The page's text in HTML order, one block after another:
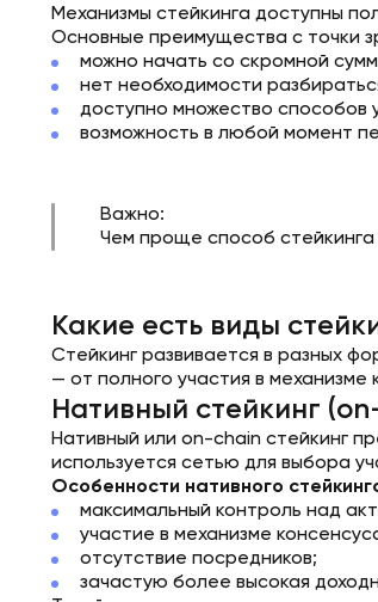
Механизмы стейкинга доступны
Основные преимущества с точки
можно начать со скромной
нет необходимости
доступно множество способов
возможность в любой момент
Важно:
Чем проще способ
Какие есть виды
Стейкинг развивается в разных
— от полного участия в
Нативный стейкинг
Нативный или on-chain стейкинг
используется сетью для выбора
Особенности нативного
максимальный контроль над
участие в механизме
отсутствие посредников;
зачастую более высокая